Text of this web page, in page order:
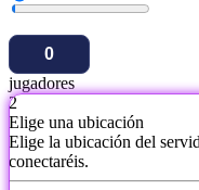
jugadores
2
Elige una ubicación
Elige la ubicación del
conectaréis.